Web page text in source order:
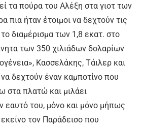
τα πούρα του Αλέξη στα γιοτ των
πια ήταν έτοιμοι να δεχτούν τις
διαμέρισμα των 1,8 εκατ. στο
των 350 χιλιάδων δολαρίων
Κασσελάκης, Τάιλερ και
δεχτούν έναν καμποτίνο που
στα πλατώ και μιλάει
εαυτό του, μόνο και μόνο μήπως
τον Παράδεισο που